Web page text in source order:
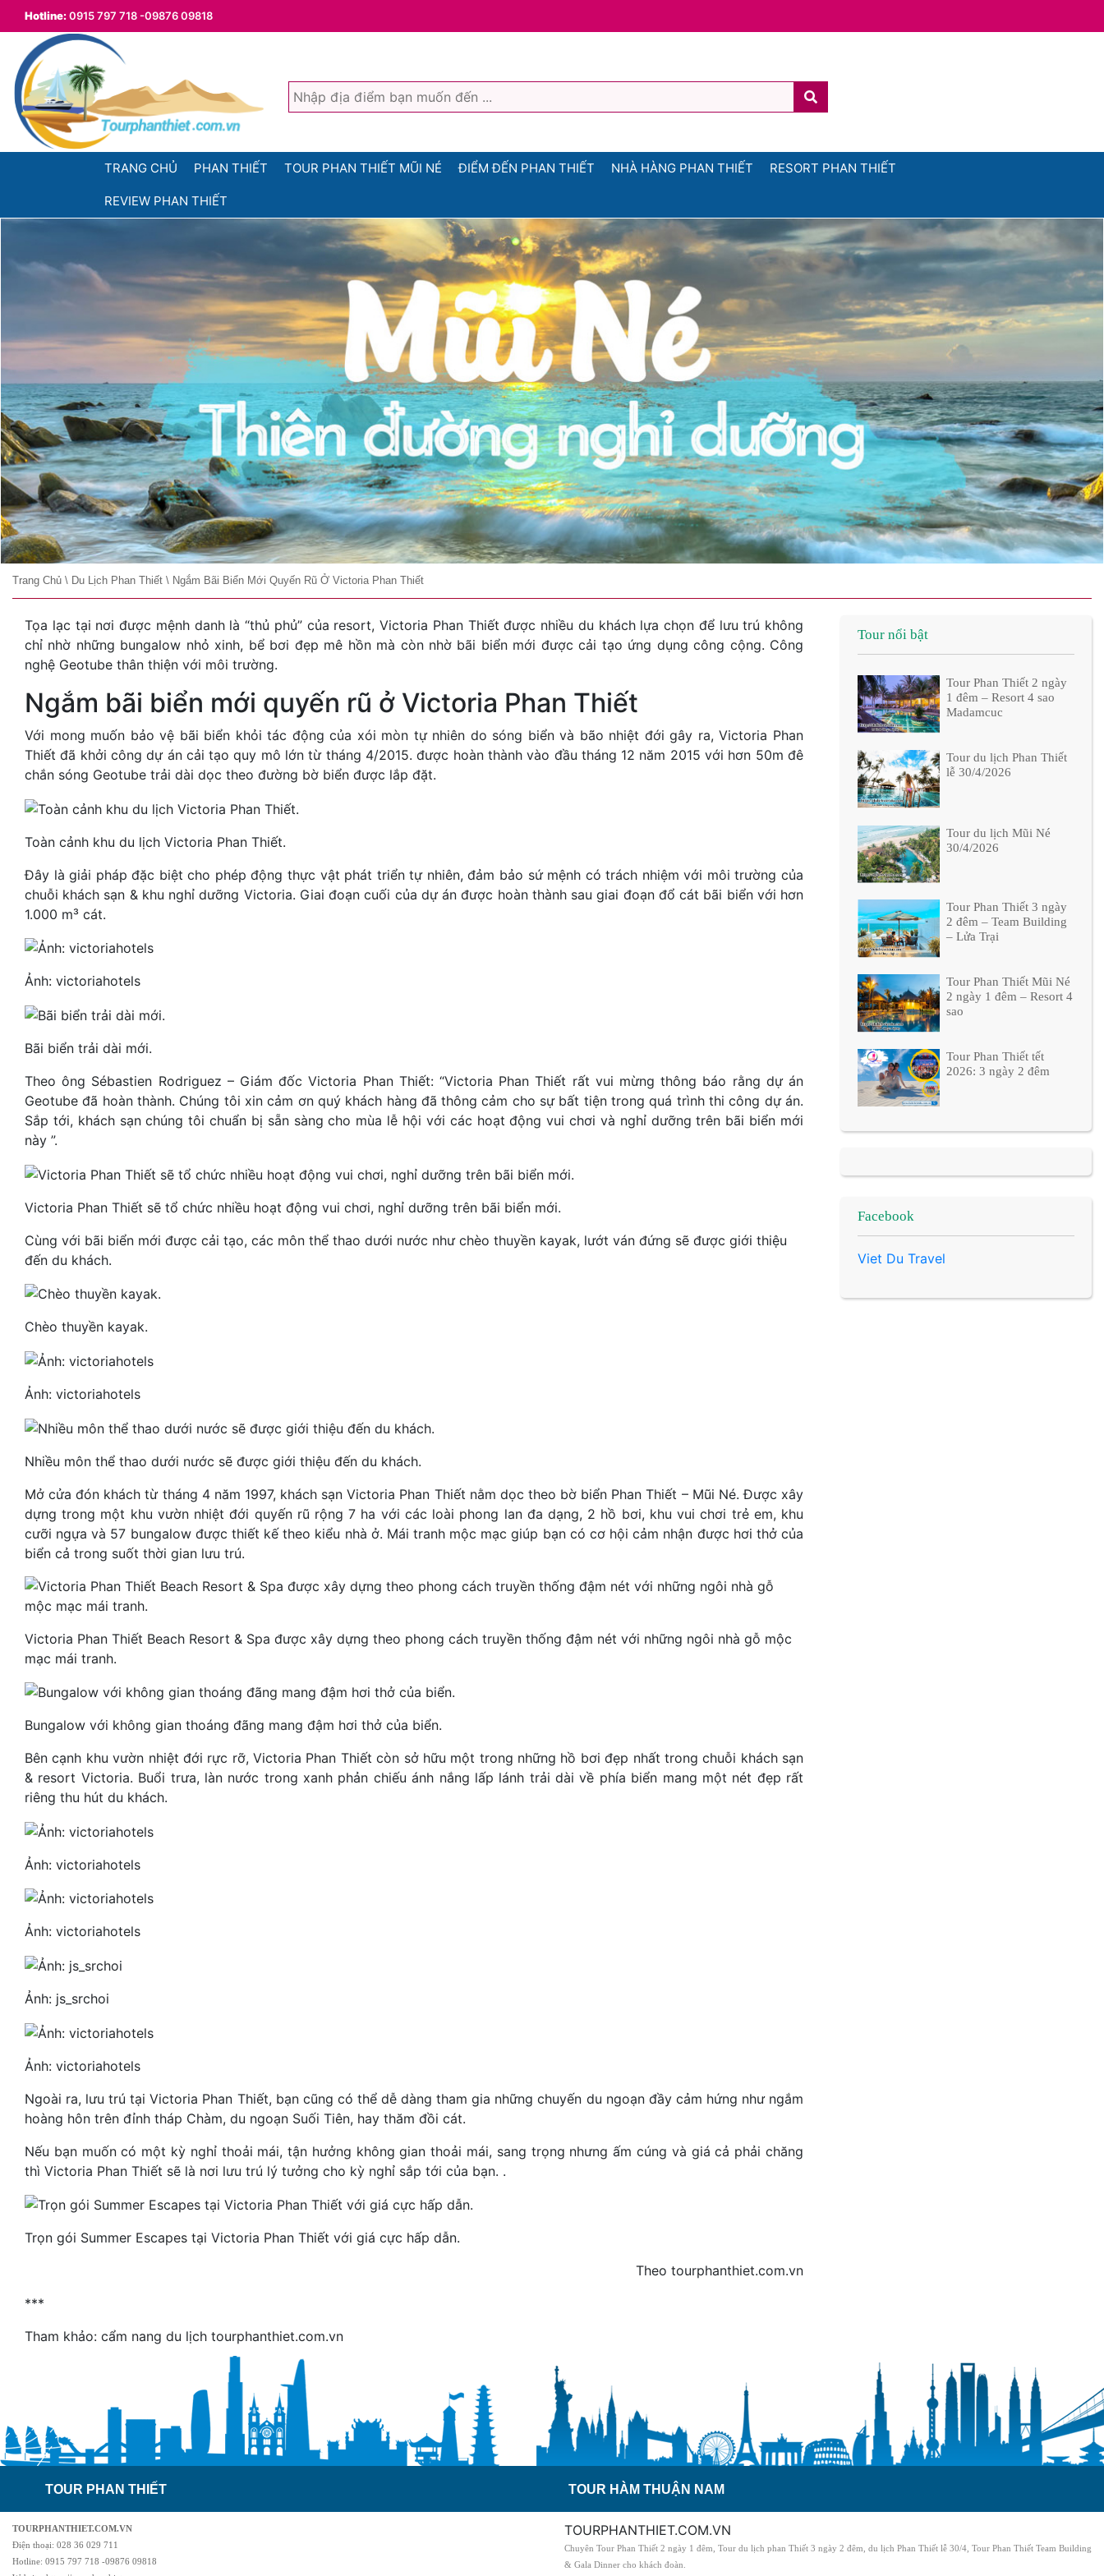
Hotline:0915 797 718 -09876 09818
TRANG CHỦ PHAN THIẾT TOUR PHAN THIẾT MŨI NÉ ĐIỂM ĐẾN PHAN THIẾT NHÀ HÀNG PHAN THIẾT RESORT PHAN THIẾT
REVIEW PHAN THIẾT
Trang Chủ \ Du Lịch Phan Thiết \ Ngắm Bãi Biển Mới Quyến Rũ Ở Victoria Phan Thiết
Tọa lạc tại nơi được mệnh danh là “thủ phủ” của resort, Victoria Phan Thiết được nhiều du khách lựa chọn để lưu trú không
chỉ nhờ những bungalow nhỏ xinh, bể bơi đẹp mê hồn mà còn nhờ bãi biển mới được cải tạo ứng dụng công cộng. Công
nghệ Geotube thân thiện với môi trường.
Ngắm bãi biển mới quyến rũ ở Victoria Phan Thiết
Với mong muốn bảo vệ bãi biển khỏi tác động của xói mòn tự nhiên do sóng biển và bão nhiệt đới gây ra, Victoria Phan
Thiết đã khởi công dự án cải tạo quy mô lớn từ tháng 4/2015. được hoàn thành vào đầu tháng 12 năm 2015 với hơn 50m đê
chắn sóng Geotube trải dài dọc theo đường bờ biển được lắp đặt.
Toàn cảnh khu du lịch Victoria Phan Thiết.
Đây là giải pháp đặc biệt cho phép động thực vật phát triển tự nhiên, đảm bảo sứ mệnh có trách nhiệm với môi trường của
chuỗi khách sạn & khu nghỉ dưỡng Victoria. Giai đoạn cuối của dự án được hoàn thành sau giai đoạn đổ cát bãi biển với hơn
1.000 m³ cát.
Ảnh: victoriahotels
Bãi biển trải dài mới.
Theo ông Sébastien Rodriguez – Giám đốc Victoria Phan Thiết: “Victoria Phan Thiết rất vui mừng thông báo rằng dự án
Geotube đã hoàn thành. Chúng tôi xin cảm ơn quý khách hàng đã thông cảm cho sự bất tiện trong quá trình thi công dự án.
Sắp tới, khách sạn chúng tôi chuẩn bị sẵn sàng cho mùa lễ hội với các hoạt động vui chơi và nghỉ dưỡng trên bãi biển mới
này ”.
Victoria Phan Thiết sẽ tổ chức nhiều hoạt động vui chơi, nghỉ dưỡng trên bãi biển mới.
Cùng với bãi biển mới được cải tạo, các môn thể thao dưới nước như chèo thuyền kayak, lướt ván đứng sẽ được giới thiệu
đến du khách.
Chèo thuyền kayak.
Ảnh: victoriahotels
Nhiều môn thể thao dưới nước sẽ được giới thiệu đến du khách.
Mở cửa đón khách từ tháng 4 năm 1997, khách sạn Victoria Phan Thiết nằm dọc theo bờ biển Phan Thiết – Mũi Né. Được xây
dựng trong một khu vườn nhiệt đới quyến rũ rộng 7 ha với các loài phong lan đa dạng, 2 hồ bơi, khu vui chơi trẻ em, khu
cưỡi ngựa và 57 bungalow được thiết kế theo kiểu nhà ở. Mái tranh mộc mạc giúp bạn có cơ hội cảm nhận được hơi thở của
biển cả trong suốt thời gian lưu trú.
Victoria Phan Thiết Beach Resort & Spa được xây dựng theo phong cách truyền thống đậm nét với những ngôi nhà gỗ mộc
mạc mái tranh.
Bungalow với không gian thoáng đãng mang đậm hơi thở của biển.
Bên cạnh khu vườn nhiệt đới rực rỡ, Victoria Phan Thiết còn sở hữu một trong những hồ bơi đẹp nhất trong chuỗi khách sạn
& resort Victoria. Buổi trưa, làn nước trong xanh phản chiếu ánh nắng lấp lánh trải dài về phía biển mang một nét đẹp rất
riêng thu hút du khách.
Ảnh: victoriahotels
Ảnh: victoriahotels
Ảnh: js_srchoi
Ảnh: victoriahotels
Ngoài ra, lưu trú tại Victoria Phan Thiết, bạn cũng có thể dễ dàng tham gia những chuyến du ngoạn đầy cảm hứng như ngắm
hoàng hôn trên đỉnh tháp Chàm, du ngoạn Suối Tiên, hay thăm đồi cát.
Nếu bạn muốn có một kỳ nghỉ thoải mái, tận hưởng không gian thoải mái, sang trọng nhưng ấm cúng và giá cả phải chăng
thì Victoria Phan Thiết sẽ là nơi lưu trú lý tưởng cho kỳ nghỉ sắp tới của bạn. .
Trọn gói Summer Escapes tại Victoria Phan Thiết với giá cực hấp dẫn.
Theo tourphanthiet.com.vn
***
Tham khảo: cẩm nang du lịch tourphanthiet.com.vn
Tour nổi bật
Tour Phan Thiết 2 ngày
1 đêm – Resort 4 sao
Madamcuc
Tour du lịch Phan Thiết
lễ 30/4/2026
Tour du lịch Mũi Né
30/4/2026
Tour Phan Thiết 3 ngày
2 đêm – Team Building
– Lửa Trại
Tour Phan Thiết Mũi Né
2 ngày 1 đêm – Resort 4
sao
Tour Phan Thiết tết
2026: 3 ngày 2 đêm
Facebook
Viet Du Travel
TOUR PHAN THIẾT TOUR HÀM THUẬN NAM
TOURPHANTHIET.COM.VN
Điện thoại: 028 36 029 711
Hotline: 0915 797 718 -09876 09818
TOURPHANTHIET.COM.VN
Chuyên Tour Phan Thiết 2 ngày 1 đêm, Tour du lịch phan Thiết 3 ngày 2 đêm, du lịch Phan Thiết lễ 30/4, Tour Phan Thiết Team Building
& Gala Dinner cho khách đoàn.